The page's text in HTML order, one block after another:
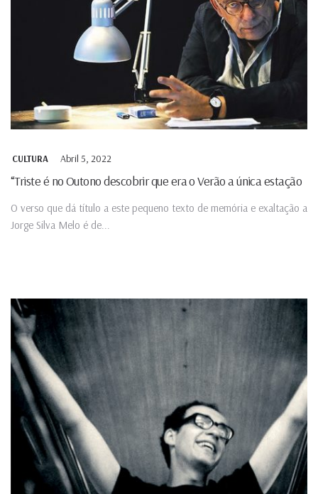
CULTURA Abril 5, 2022
“Triste é no Outono descobrir que era o Verão a única estação
O verso que dá título a este pequeno texto de memória e exaltação a
Jorge Silva Melo é de...